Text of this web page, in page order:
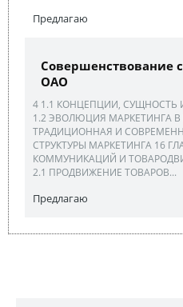
Предлагаю
Совершенствование
ОАО
4 1.1 КОНЦЕПЦИИ, СУЩНОСТЬ
1.2 ЭВОЛЮЦИЯ МАРКЕТИНГА В
ТРАДИЦИОННАЯ И
СТРУКТУРЫ МАРКЕТИНГА 16
КОММУНИКАЦИЙ И
2.1 ПРОДВИЖЕНИЕ ТОВАРОВ...
Предлагаю